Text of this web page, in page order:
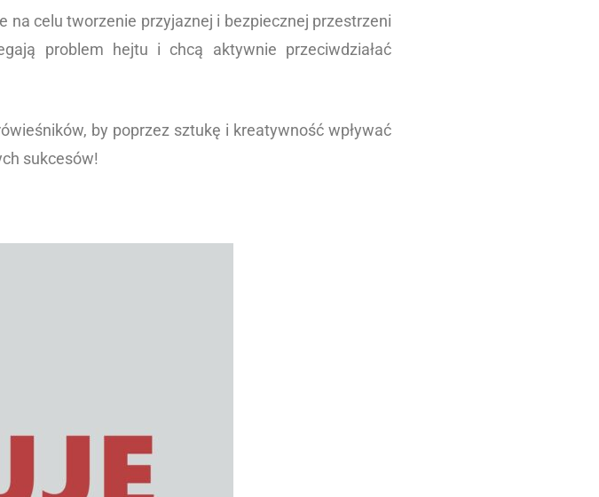
na celu tworzenie przyjaznej i bezpiecznej przestrzeni
problem hejtu i chcą aktywnie przeciwdziałać
by poprzez sztukę i kreatywność wpływać
sukcesów!